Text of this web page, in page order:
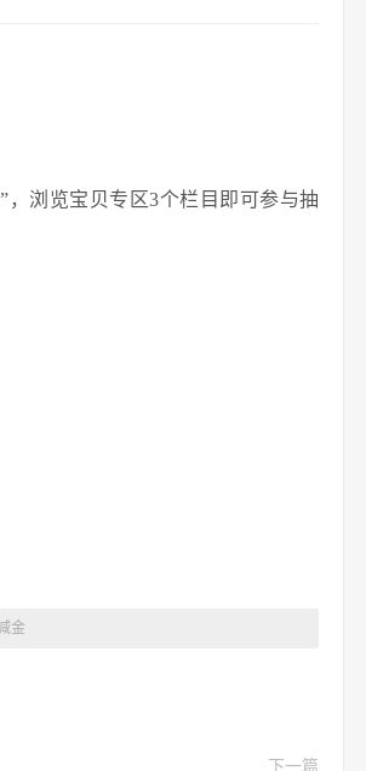
，浏览宝贝专区3个栏目即可参与抽
金
下一篇